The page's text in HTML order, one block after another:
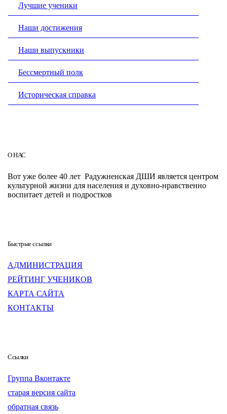
Лучшие ученики
Наши достижения
Наши выпускники
Бессмертный полк
Историческая справка
О НАС
Вот уже более 40 лет Радужненская ДШИ является центром
культурной жизни для населения и духовно-нравственно
воспитает детей и подростков
Быстрые ссылки
АДМИНИСТРАЦИЯ
РЕЙТИНГ УЧЕНИКОВ
КАРТА САЙТА
КОНТАКТЫ
Ссылки
Группа Вконтакте
старая версия сайта
обратная связь